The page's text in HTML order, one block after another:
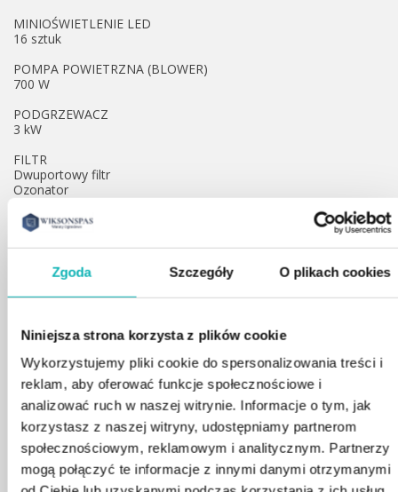
Zgoda Szczegóły O plikach cookies
Niniejsza strona korzysta z plików cookie
Wykorzystujemy pliki cookie do spersonalizowania treści i
reklam, aby oferować funkcje społecznościowe i
analizować ruch w naszej witrynie. Informacje o tym, jak
korzystasz z naszej witryny, udostępniamy partnerom
społecznościowym, reklamowym i analitycznym. Partnerzy
mogą połączyć te informacje z innymi danymi otrzymanymi
MINIOŚWIETLENIE LED
16 sztuk
POMPA POWIETRZNA (BLOWER)
700 W
PODGRZEWACZ
3 kW
FILTR
Dwuportowy filtr
Ozonator
WYMIARY
300 x 228 x 100 cm
SYSTEM OPERACYJNY
Balboa
CAŁKOWITA WAGA
2985 kilogramów
PUSTA WAGA
620 kg
PODŁĄCZENIE
220-240 V, 50 Hz 16/32 Amp